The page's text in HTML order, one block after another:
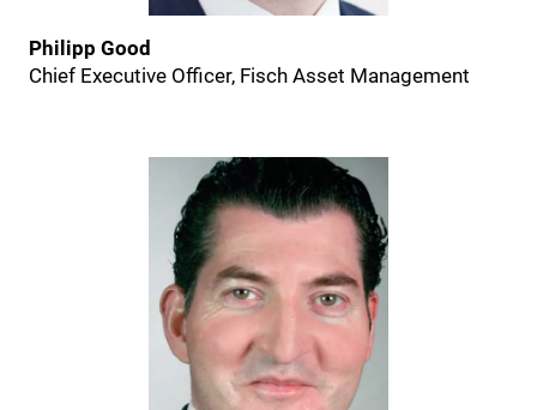
Philipp Good
Chief Executive Officer, Fisch Asset Management